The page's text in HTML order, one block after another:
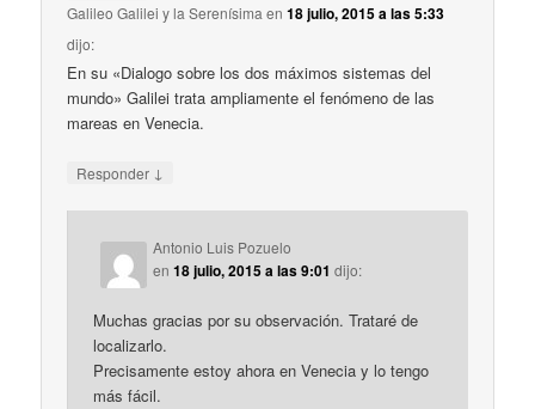
Galileo Galilei y la Serenísima en18 julio, 2015 a las 5:33
dijo:
En su «Dialogo sobre los dos máximos sistemas del
mundo» Galilei trata ampliamente el fenómeno de las
mareas en Venecia.
Responder ↓
Antonio Luis Pozuelo
en18 julio, 2015 a las 9:01 dijo:
Muchas gracias por su observación. Trataré de
localizarlo.
Precisamente estoy ahora en Venecia y lo tengo
más fácil.